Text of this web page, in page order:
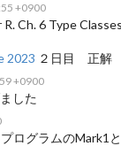
+0900
R. Ch. 6 Type
2023 ２日目 正解
+0900
した
ログラムのMark1